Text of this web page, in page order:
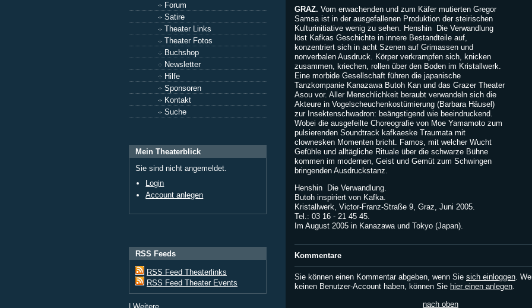
Forum
Satire
Theater Links
Theater Fotos
Buchshop
Newsletter
Hilfe
Sponsoren
Kontakt
Suche
Mein Theaterblick
Sie sind nicht angemeldet.
Login
Account anlegen
RSS Feeds
RSS Feed Theaterlinks
RSS Feed Theater Events
GRAZ. Vom erwachenden und zum Käfer mutierten Gregor
Samsa ist in der ausgefallenen Produktion der steirischen
Kulturinitiative wenig zu sehen. Henshin  Die Verwandlung
löst Kafkas Geschichte in innere Bestandteile auf,
konzentriert sich in acht Szenen auf Grimassen und
nonverbalen Ausdruck. Körper verkrampfen sich, knicken
zusammen, kriechen, rollen über den Boden im Kristallwerk.
Eine morbide Gesellschaft führen die japanische
Tanzkompanie Kanazawa Butoh Kan und das Grazer Theater
Asou vor. Aller Menschlichkeit beraubt verwandeln sich die
Akteure in Vogelscheuchenkostümierung (Barbara Häusel)
zur Insektenschwadron: beängstigend wie beeindruckend.
Wobei die ausgefeilte Choreografie von Moe Yamamoto zum
pulsierenden Soundtrack kafkaeske Traumata mit
clownesken Momenten bricht. Famos, mit welcher Wucht
Gefühle und alltägliche Rituale über die schwarze Bühne
kommen im modernen, Geist und Gemüt zum Schwingen
bringenden Ausdruckstanz.
Henshin  Die Verwandlung.
Butoh inspiriert von Kafka.
Kristallwerk, Victor-Franz-Straße 9, Graz, Juni 2005.
Tel.: 03 16 - 21 45 45.
Im August 2005 in Kanazawa und Tokyo (Japan).
Kommentare
Sie können einen Kommentar abgeben, wenn Sie sich einloggen.
keinen Benutzer-Account haben, können Sie hier einen anlegen.
nach oben